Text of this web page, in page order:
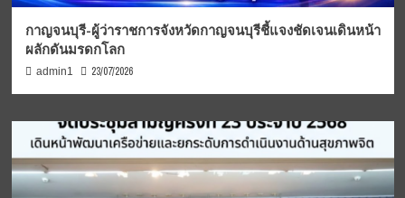
กาญจนบุรี-ผู้ว่าราชการจังหวัดกาญจนบุรีชี้แจงชัดเจนเดินหน้า
ผลักดันมรดกโลก
admin1 23/07/2026